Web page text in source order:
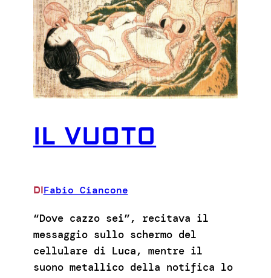
IL VUOTO
DIFabio Ciancone
“Dove cazzo sei”, recitava il
messaggio sullo schermo del
cellulare di Luca, mentre il
suono metallico della notifica lo